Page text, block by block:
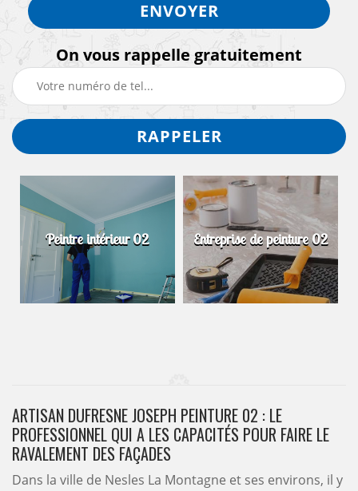
On vous rappelle gratuitement
Peintre intérieur 02 Entreprise de peinture 02
ARTISAN DUFRESNE JOSEPH PEINTURE 02 : LE
PROFESSIONNEL QUI A LES CAPACITÉS POUR FAIRE LE
RAVALEMENT DES FAÇADES
Dans la ville de Nesles La Montagne et ses environs, il y